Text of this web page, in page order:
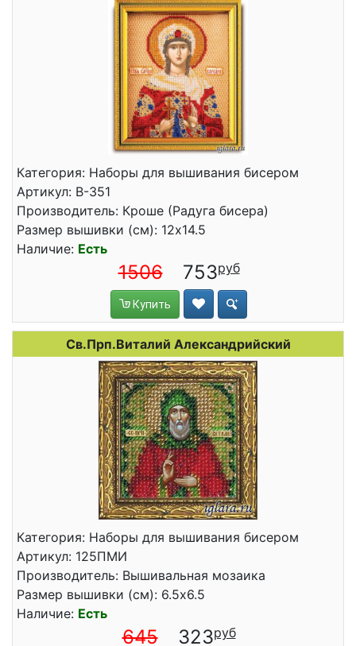
Категория: Наборы для вышивания бисером
Артикул: В-351
Производитель: Кроше (Радуга бисера)
Размер вышивки (см): 12x14.5
Наличие: Есть
1506 753
Купить
Св.Прп.Виталий Александрийский
Категория: Наборы для вышивания бисером
Артикул: 125ПМИ
Производитель: Вышивальная мозаика
Размер вышивки (см): 6.5x6.5
Наличие: Есть
645 323